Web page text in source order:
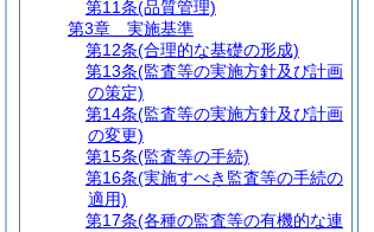
第11条(品質管理)
第3章
実施基準
第12条(合理的な基礎の形成)
第13条(監査等の実施方針及び計画
の策定)
第14条(監査等の実施方針及び計画
の変更)
第15条(監査等の手続)
第16条(実施すべき監査等の手続の
適用)
第17条(各種の監査等の有機的な連